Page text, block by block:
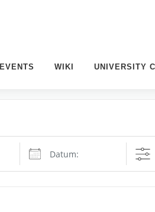
EVENTS WIKI UNIVERSITY
Datum: